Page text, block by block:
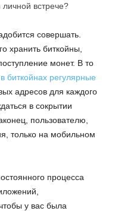
встрече?
совершать.
хранить биткойны,
монет. В то
биткойнах регулярные
адресов для каждого
в сокрытии
пользователю,
только на мобильном
процесса
у вас была